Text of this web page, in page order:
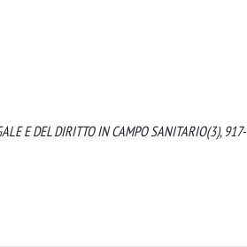
E DEL DIRITTO IN CAMPO SANITARIO(3),